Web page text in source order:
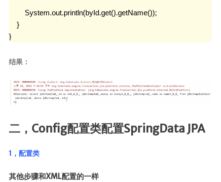
        System.out.println(byId.get().getName());
    }
}
结果：
二，Config配置类配置SpringData JPA
1，配置类
其他步骤和XML配置的一样